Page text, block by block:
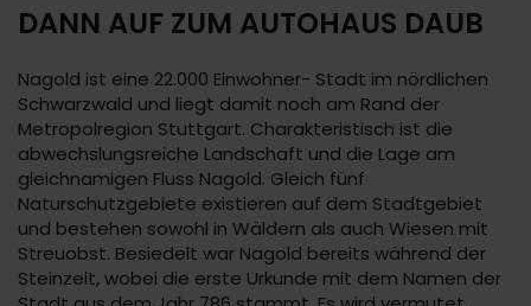
DANN AUF ZUM AUTOHAUS DAUB
Nagold ist eine 22.000 Einwohner- Stadt im nördlichen
Schwarzwald und liegt damit noch am Rand der
Metropolregion Stuttgart. Charakteristisch ist die
abwechslungsreiche Landschaft und die Lage am
gleichnamigen Fluss Nagold. Gleich fünf
Naturschutzgebiete existieren auf dem Stadtgebiet
und bestehen sowohl in Wäldern als auch Wiesen mit
Streuobst. Besiedelt war Nagold bereits während der
Steinzeit, wobei die erste Urkunde mit dem Namen der